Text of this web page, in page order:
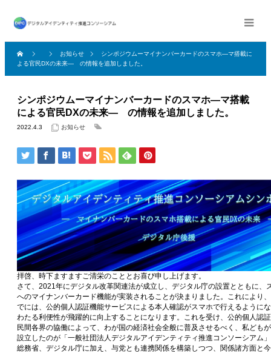
お知らせ
シンポジウムーマイナンバーカードのスマホ―マ搭載に
よる官民DXの未来― の情報を追加しました。
シンポジウムーマイナンバーカードのスマホ―マ搭載
による官民DXの未来― の情報を追加しました。
2022.4.3 お知らせ
拝啓、時下ますますご清栄のこととお喜び申し上げます。
さて、2021年にデジタル改革関連法が成立し、デジタル庁の設置とともに、
へのマイナンバーカード機能が実装されることが決まりました。これにより
でには、公的個人認証機能サービスによる本人確認がスマホで行えるように
わたる利便性が飛躍的に向上することになります。これを受け、公的個人認
民間各界の協働によって、わが国の経済社会全般に普及させるべく、私ども
設立したのが「一般社団法人デジタルアイデンティティ推進コンソーシアム
総務省、デジタル庁に加え、与党とも連携関係を構築しつつ、関係諸方面と